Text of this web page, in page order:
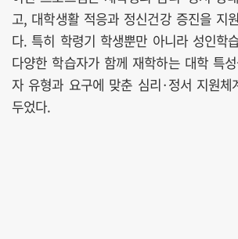
고, 대학생활 적응과 정신건강 증진을 지
다. 특히 학령기 학생뿐만 아니라 성인학
다양한 학습자가 함께 재학하는 대학 특
자 유형과 요구에 맞춘 심리·정서 지원체
두었다.